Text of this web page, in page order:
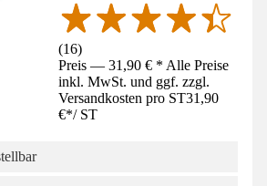
(16)
Preis — 31,90 € * Alle Preise
inkl. MwSt. und ggf. zzgl.
Versandkosten pro ST31,90
€*/ ST